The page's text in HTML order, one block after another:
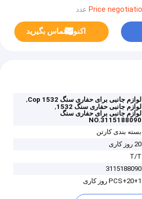
اکنون تماس بگیرید
لوازم جانبی برای حفاری سنگ Cop 1532
,
لوازم جانبی حفاری سنگ 1532
,
لوازم جانبی برای حفاری سنگ
NO.3115188090
بسته بندی کارتن
20 روز کاری
T/T
3115188090
1+PCS+20 روز کاری